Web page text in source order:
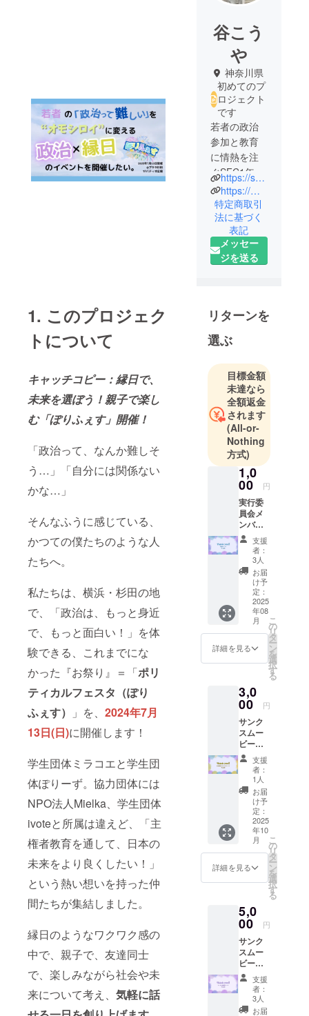
1. このプロジェク
トについて
キャッチコピー：縁日で、
未来を選ぼう！親子で楽し
む「ぽりふぇす」開催！
「政治って、なんか難しそ
う…」「自分には関係ない
かな…」
そんなふうに感じている、
かつての僕たちのような人
たちへ。
私たちは、横浜・杉田の地
で、「政治は、もっと身近
で、もっと面白い！」を体
験できる、これまでにな
かった『お祭り』＝「ポリ
ティカルフェスタ（ぽり
ふぇす）
」を、 2024年7月
13日(日)に開催します！
学生団体ミラコエと学生団
体ぽりーず。協力団体には
NPO法人Mielka、学生団体
ivoteと所属は違えど、「主
権者教育を通して、日本の
未来をより良くしたい！」
という熱い想いを持った仲
間たちが集結しました。
縁日のようなワクワク感の
中で、親子で、友達同士
で、楽しみながら社会や未
来について考え、 気軽に話
谷こう
や
神奈川県
初めてのプ
ロジェクト
です
若者の政治
参加と教育
に情熱を注
ぐSFC1年生
「若者の政
治離れを解
決したい」
という思い
から「ミラ
コエ」を設
「ミライ選
挙」を300名
規模で開
都、Yahoo
Newsにも取
り上げられ
る
スキーでは
全日本選手
権出場、
ワールド
ジュニアツ
アー2位の実
績を持つ
https://self-produce-koya.vercel.app/
https://miracoe.org/
特定商取引
法に基づく
表記
メッセー
ジを送る
リターンを
選ぶ
目標金額
未達なら
全額返金
されます
(All-or-
Nothing
方式)
1,0
00 円
実行委
員会メ
ンバー
からの
心を込
めたサ
ンクス
ムー
ビー
（限定
公開
URLに
てお届
け） イ
ベント
にかけ
や準備
風景の
一部を
盛り込
んだ、
ここで
しか見
られな
い特別
な動画
メッ
セージ
です！
こんな
あなた
へ: まず
は気持
す」を
応援し
たい！
という
温かい
お気持
ち、
しっか
り受け
止めま
支援
者：
3人
お届
け予
定：
2025
年08
月
詳細を見る
こ
の
リ
タ
ー
ン
を
選
択
す
る
3,0
00 円
サンク
スムー
ビー
（限定
公開
URL）
イベン
ト詳細
活動報
告書
（PDF
形式）
当日の
イベン
トの様
子、ご
の使途
概要、
参加者
の声な
どをま
とめた
報告書
です。
プロ
ジェク
支援
者：
1人
お届
け予
定：
2025
年10
月
詳細を見る
こ
の
リ
タ
ー
ン
を
選
択
す
る
5,0
00 円
サンク
スムー
ビー
（限定
公開
URL）
イベン
支援
者：
3人
お届